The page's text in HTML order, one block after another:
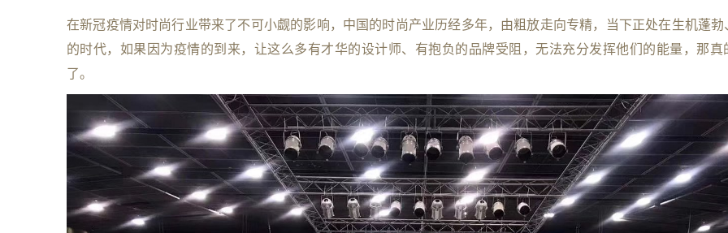
在新冠疫情对时尚行业带来了不可小觑的影响，中国的时尚产业历经多年，由粗放走向专精，当下正处在生机蓬勃
的时代，如果因为疫情的到来，让这么多有才华的设计师、有抱负的品牌受阻，无法充分发挥他们的能量，那真
了。